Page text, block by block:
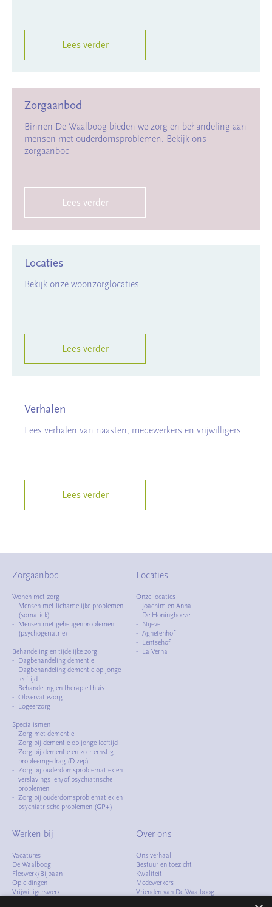
Lees verder
Zorgaanbod
Binnen De Waalboog bieden we zorg en behandeling aan
mensen met ouderdomsproblemen. Bekijk ons
zorgaanbod
Lees verder
Locaties
Bekijk onze woonzorglocaties
Lees verder
Verhalen
Lees verhalen van naasten, medewerkers en vrijwilligers
Lees verder
Zorgaanbod
Wonen met zorg
Mensen met lichamelijke problemen
(somatiek)
Mensen met geheugenproblemen
(psychogeriatrie)
Behandeling en tijdelijke zorg
Dagbehandeling dementie
Dagbehandeling dementie op jonge
leeftijd
Behandeling en therapie thuis
Observatiezorg
Logeerzorg
Specialismen
Zorg met dementie
Zorg bij dementie op jonge leeftijd
Zorg bij dementie en zeer ernstig
probleemgedrag (D-zep)
Zorg bij ouderdomsproblematiek en
verslavings- en/of psychiatrische
problemen
Zorg bij ouderdomsproblematiek en
psychiatrische problemen (GP+)
Locaties
Onze locaties
Joachim en Anna
De Honinghoeve
Nijevelt
Agnetenhof
Lentsehof
La Verna
Werken bij
Vacatures
De Waalboog
Flexwerk/Bijbaan
Opleidingen
Vrijwilligerswerk
Over ons
Ons verhaal
Bestuur en toezicht
Kwaliteit
Medewerkers
Vrienden van De Waalboog